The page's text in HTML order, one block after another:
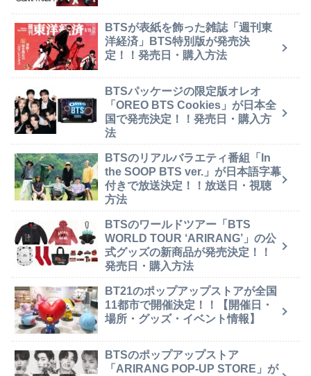
BTSが表紙を飾った雑誌「週刊東
洋経済」BTS特別版が発売決
定！！発売日・購入方法
BTSパッケージの限定版オレオ
「OREO BTS Cookies」が日本全
国で発売決定！！発売日・購入方
法
BTSのリアルバラエティ番組「In
the SOOP BTS ver.」が日本語字幕
付きで放送決定！！放送日・視聴
方法
BTSのワールドツアー「BTS
WORLD TOUR ‘ARIRANG’」の公
式グッズの新商品が発売決定！！
発売日・購入方法
BT21のポップアップストアが全国
11都市で開催決定！！【開催日・
場所・グッズ・イベント情報】
BTSのポップアップストア
「ARIRANG POP-UP STORE」が